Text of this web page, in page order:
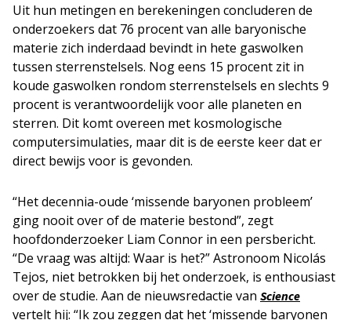
Uit hun metingen en berekeningen concluderen de
onderzoekers dat 76 procent van alle baryonische
materie zich inderdaad bevindt in hete gaswolken
tussen sterrenstelsels. Nog eens 15 procent zit in
koude gaswolken rondom sterrenstelsels en slechts 9
procent is verantwoordelijk voor alle planeten en
sterren. Dit komt overeen met kosmologische
computersimulaties, maar dit is de eerste keer dat er
direct bewijs voor is gevonden.
“Het decennia-oude ‘missende baryonen probleem’
ging nooit over of de materie bestond”, zegt
hoofdonderzoeker Liam Connor in een persbericht.
“De vraag was altijd: Waar is het?” Astronoom Nicolás
Tejos, niet betrokken bij het onderzoek, is enthousiast
over de studie. Aan de nieuwsredactie van Science
vertelt hij: “Ik zou zeggen dat het ‘missende baryonen